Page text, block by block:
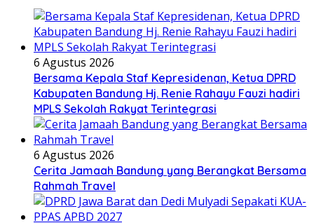
6 Agustus 2026
Bersama Kepala Staf Kepresidenan, Ketua DPRD
Kabupaten Bandung Hj. Renie Rahayu Fauzi hadiri
MPLS Sekolah Rakyat Terintegrasi
6 Agustus 2026
Cerita Jamaah Bandung yang Berangkat Bersama
Rahmah Travel